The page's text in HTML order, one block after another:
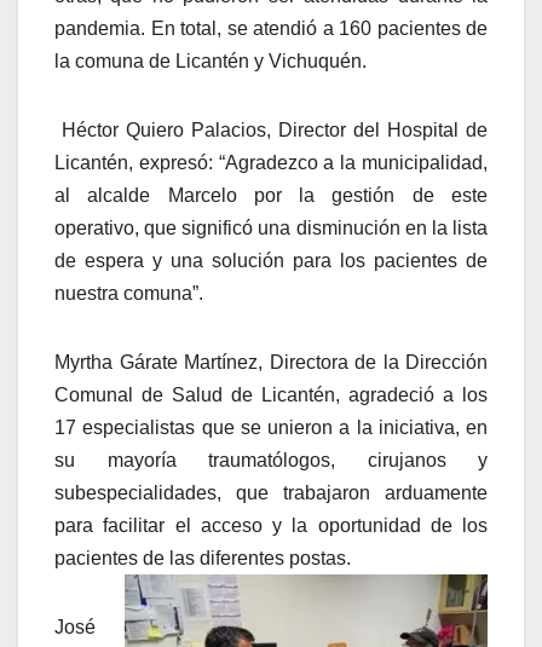
pandemia. En total, se atendió a 160 pacientes de
la comuna de Licantén y Vichuquén.
Héctor Quiero Palacios, Director del Hospital de
Licantén, expresó: “Agradezco a la municipalidad,
al alcalde Marcelo por la gestión de este
operativo, que significó una disminución en la lista
de espera y una solución para los pacientes de
nuestra comuna”.
Myrtha Gárate Martínez, Directora de la Dirección
Comunal de Salud de Licantén, agradeció a los
17 especialistas que se unieron a la iniciativa, en
su mayoría traumatólogos, cirujanos y
subespecialidades, que trabajaron arduamente
para facilitar el acceso y la oportunidad de los
pacientes de las diferentes postas.
José